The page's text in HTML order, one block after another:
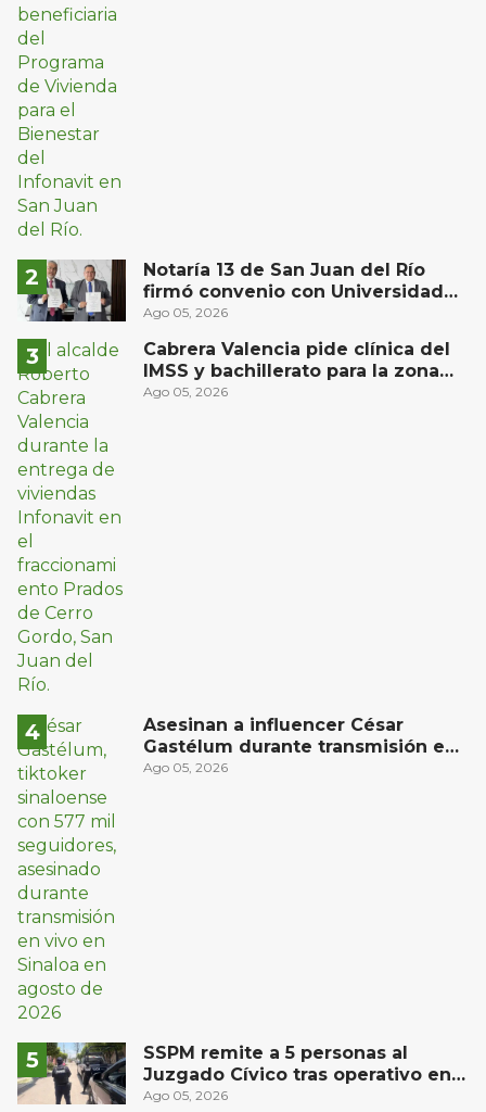
Notaría 13 de San Juan del Río
firmó convenio con Universidad
Privada del Bajío para recibir
Ago 05, 2026
Cabrera Valencia pide clínica del
IMSS y bachillerato para la zona
oriente de San Juan del Río
Ago 05, 2026
Asesinan a influencer César
Gastélum durante transmisión en
vivo en Sinaloa
Ago 05, 2026
SSPM remite a 5 personas al
Juzgado Cívico tras operativo en
San Juan del Río
Ago 05, 2026